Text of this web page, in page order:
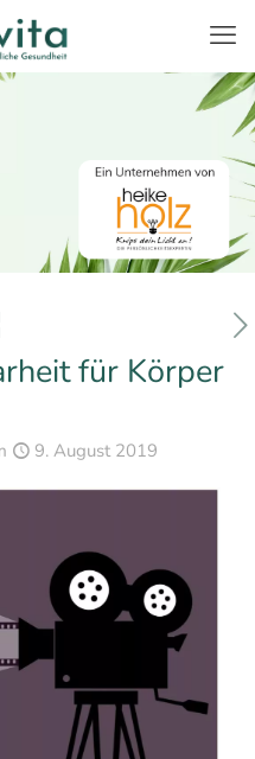
für Körper
9. August 2019